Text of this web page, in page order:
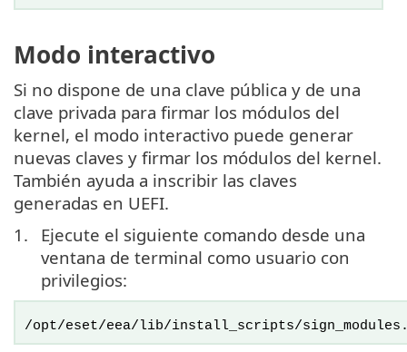
Modo interactivo
Si no dispone de una clave pública y de una
clave privada para firmar los módulos del
kernel, el modo interactivo puede generar
nuevas claves y firmar los módulos del kernel.
También ayuda a inscribir las claves
generadas en UEFI.
1.
Ejecute el siguiente comando desde una
ventana de terminal como usuario con
privilegios:
/opt/eset/eea/lib/install_scripts/